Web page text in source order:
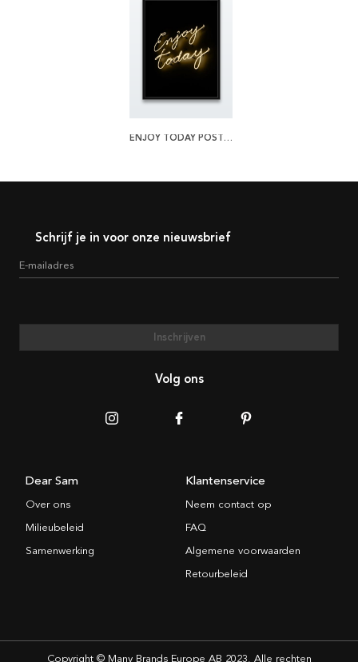
ENJOY TODAY POSTER
Schrijf je in voor onze nieuwsbrief
E-mailadres
Inschrijven
Volg ons
Dear Sam
Over ons
Milieubeleid
Samenwerking
Klantenservice
Neem contact op
FAQ
Algemene voorwaarden
Retourbeleid
Copyright © Many Brands Europe AB 2023. Alle rechten